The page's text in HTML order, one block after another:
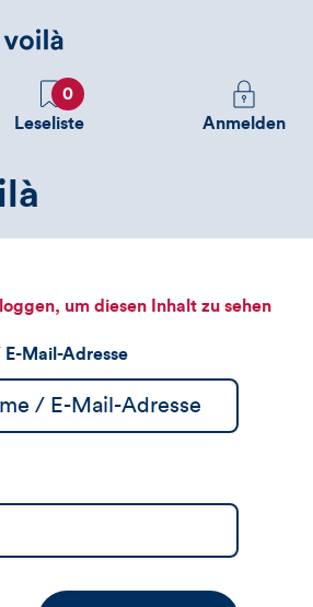
Favoriten
0
Leseliste
Melden
Sie
sehen
Anmelden
um diesen Inhalt zu sehen
E-Mail-Adresse